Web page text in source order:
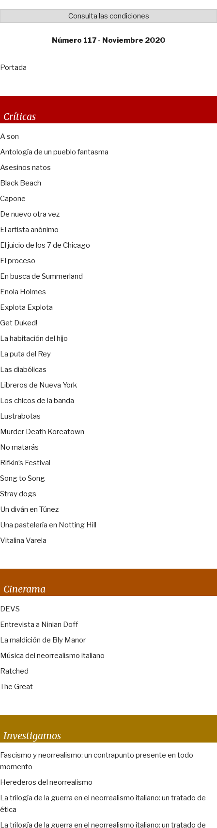
Consulta las condiciones
Número 117 - Noviembre 2020
Portada
Críticas
A son
Antología de un pueblo fantasma
Asesinos natos
Black Beach
Capone
De nuevo otra vez
El artista anónimo
El juicio de los 7 de Chicago
El proceso
En busca de Summerland
Enola Holmes
Explota Explota
Get Duked!
La habitación del hijo
La puta del Rey
Las diabólicas
Libreros de Nueva York
Los chicos de la banda
Lustrabotas
Murder Death Koreatown
No matarás
Rifkin’s Festival
Song to Song
Stray dogs
Un diván en Túnez
Una pastelería en Notting Hill
Vitalina Varela
Cinerama
DEVS
Entrevista a Ninian Doff
La maldición de Bly Manor
Música del neorrealismo italiano
Ratched
The Great
Investigamos
Fascismo y neorrealismo: un contrapunto presente en todo
momento
Herederos del neorrealismo
La trilogía de la guerra en el neorrealismo italiano: un tratado de
ética
La trilogía de la guerra en el neorrealismo italiano: un tratado de